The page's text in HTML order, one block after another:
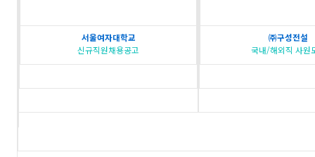
서울여자대학교
신규직원채용공고
㈜구성전설
국내/해외직 사원